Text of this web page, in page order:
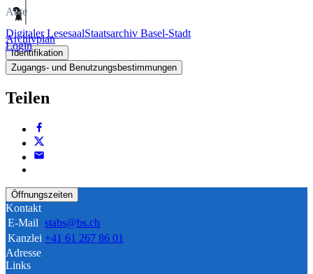
Digitaler LesesaalStaatsarchiv Basel-Stadt
Login
Akte
Archivplan
Identifikation
Zugangs- und Benutzungsbestimmungen
Teilen
Öffnungszeiten
Kontakt
E-Mail stabs@bs.ch
Kanzlei +41 61 267 86 01
Adresse
Links